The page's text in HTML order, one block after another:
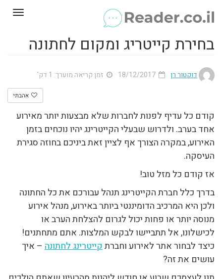
בחירת קייטריג ומקום לחתונה
דוקטור רן זמן קריאה מוערך: 1 דק'
אהבתי
קודם כל עדיף לפנות לחברות שלא מבצעות יותר מאירוע
אחד בערב. ולדרוש שבעלי הקייטרינג יהיו נוכחים בזמן
האירוע, במקרה הצורך אף לציין זאת ביניכם בחוזה סגירת
העיסקה.
אז קודם כל מזל טוב!
בדרך כלל חברת הקייטרינג תנהל עבורכם את כל החתונה
ולכן היא המרכיב הדומיננטי ביותר באירוע, מנהל אירוע
מנוסה יותר או פחות יכול לגרום להצלחת הערב או
לכישלונו, אל תתביישו לבקש המלצות. אתם מתחתנים!
כיצד לבחור אתר לאירוע וחברתקייטרינג לחתונה – איך
עושים את זה?